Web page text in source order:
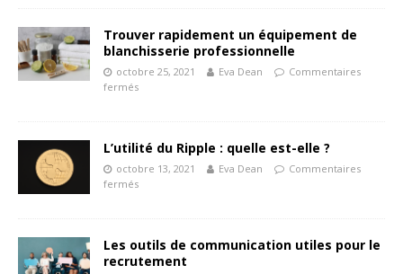
Trouver rapidement un équipement de
blanchisserie professionnelle
octobre 25, 2021 Eva Dean
Commentaires
fermés
L’utilité du Ripple : quelle est-elle ?
octobre 13, 2021 Eva Dean
Commentaires
fermés
Les outils de communication utiles pour le
recrutement